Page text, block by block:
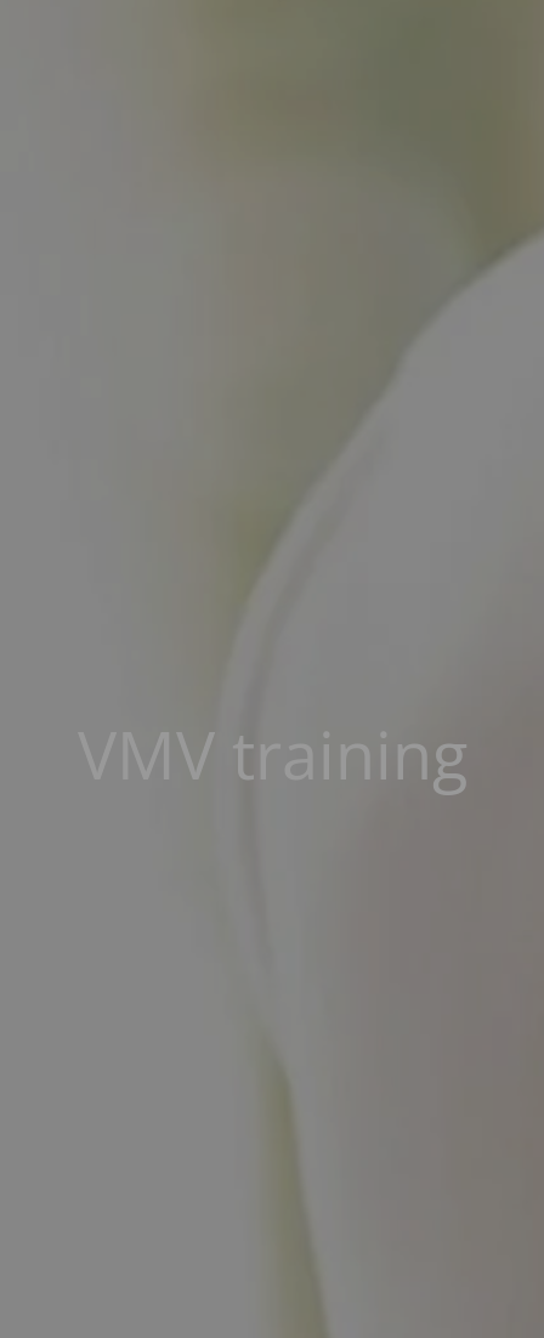
VMV training